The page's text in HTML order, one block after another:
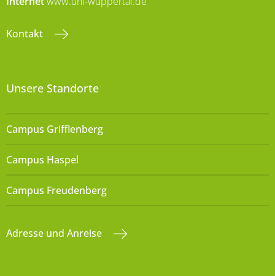
Kontakt
Unsere Standorte
Campus Grifflenberg
Campus Haspel
Campus Freudenberg
Adresse und Anreise